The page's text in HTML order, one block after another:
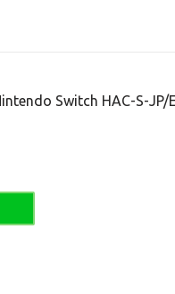
Switch HAC-S-JP/